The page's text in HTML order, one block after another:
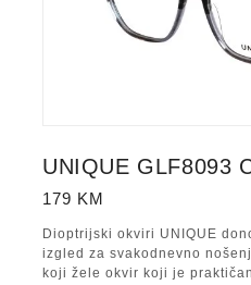
UNIQUE GLF8093
179 KM
Dioptrijski okviri UNIQUE
izgled za svakodnevno
koji žele okvir koji je